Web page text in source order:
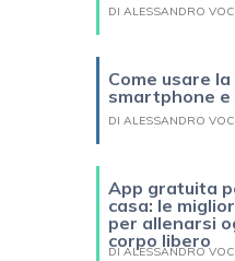
DI ALESSANDRO
Come usare
smartphone
DI ALESSANDRO
App gratuita
casa: le
per allenarsi
corpo libero
DI ALESSANDRO